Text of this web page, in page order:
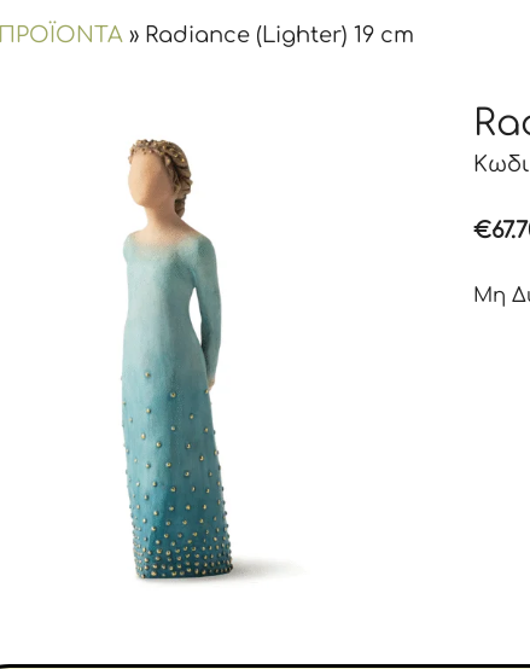
ΠΡΟΪΟΝΤΑ » Radiance (Lighter) 19 cm
€
Μη